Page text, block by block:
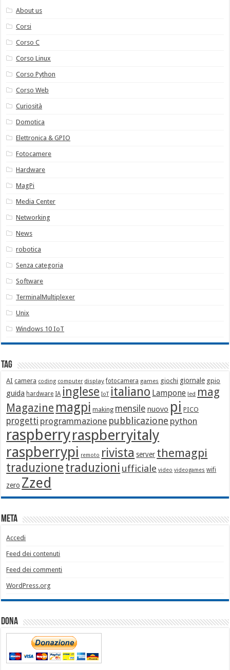
About us
Corsi
Corso C
Corso Linux
Corso Python
Corso Web
Curiosità
Domotica
Elettronica & GPIO
Fotocamere
Hardware
MagPi
Media Center
Networking
News
robotica
Senza categoria
Software
TerminalMultiplexer
Unix
Windows 10 IoT
Tag
AI camera coding computer display fotocamera games giochi giornale gpio
guida hardware IA inglese IoT italiano Lampone led mag
Magazine magpi making mensile nuovo pi PICO
progetti programmazione pubblicazione python
raspberryraspberryitaly
raspberrypi remoto rivista server themagpi
traduzionetraduzioni ufficiale video videogames wifi
zero Zzed
Meta
Accedi
Feed dei contenuti
Feed dei commenti
WordPress.org
Dona